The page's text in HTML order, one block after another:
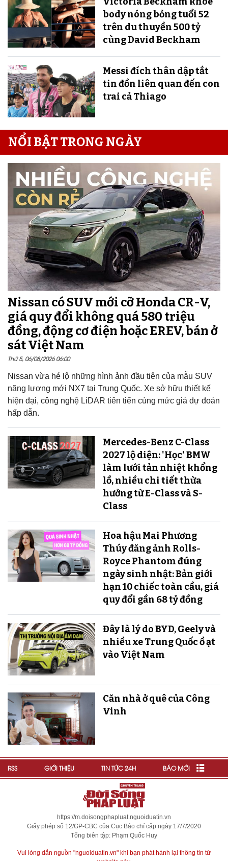
body nóng bỏng tuổi 52
trên du thuyền 500 tỷ
cùng David Beckham
Messi đích thân dập tắt
tin đồn liên quan đến con
trai cả Thiago
NỔI BẬT TRONG NGÀY
Nissan có SUV mới cỡ Honda CR-V,
giá quy đổi không quá 580 triệu
đồng, động cơ điện hoặc EREV, bán ở
sát Việt Nam
Thứ 5, 06/08/2026 06:00
Nissan vừa hé lộ những hình ảnh đầu tiên của mẫu SUV
năng lượng mới NX7 tại Trung Quốc. Xe sở hữu thiết kế
hiện đại, công nghệ LiDAR tiên tiến cùng mức giá dự đoán
hấp dẫn.
Mercedes-Benz C-Class
2027 lộ diện: 'Học' BMW
làm lưới tản nhiệt khổng
lồ, nhiều chi tiết thừa
hưởng từ E-Class và S-
Class
Hoa hậu Mai Phương
Thúy đăng ảnh Rolls-
Royce Phantom đúng
ngày sinh nhật: Bản giới
hạn 10 chiếc toàn cầu, giá
quy đổi gần 68 tỷ đồng
Đây là lý do BYD, Geely và
nhiều xe Trung Quốc ồ ạt
vào Việt Nam
Căn nhà ở quê của Công
Vinh
RSS GIỚI THIỆU TIN TỨC 24H BÁO MỚI
https://m.doisongphapluat.nguoiduatin.vn
Giấy phép số 12/GP-CBC của Cục Báo chí cấp ngày 17/7/2020
Tổng biên tập: Phạm Quốc Huy
Vui lòng dẫn nguồn "nguoiduatin.vn" khi bạn phát hành lại thông tin từ